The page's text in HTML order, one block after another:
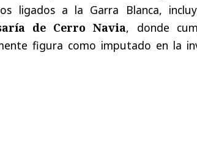
ligados a la Garra Blanca,
de Cerro Navia, donde
figura como imputado en la